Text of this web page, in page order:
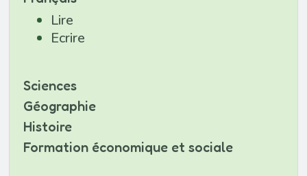
Lire
Ecrire
Sciences
Géographie
Histoire
Formation économique et sociale